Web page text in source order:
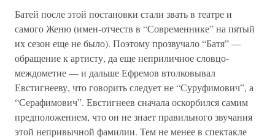
Батей после этой постановки стали звать в театре и
самого Женю (имен-отчеств в “Современнике” на пятый
их сезон еще не было). Поэтому прозвучало “Батя” —
обращение к артисту, да еще неприличное словцо-
междометие — и дальше Ефремов втолковывал
Евстигнееву, что говорить следует не “Суруфимович”, а
“Серафимович”. Евстигнеев сначала оскорбился самим
предположением, что он не знает правильного звучания
этой непривычной фамилии. Тем не менее в спектакле